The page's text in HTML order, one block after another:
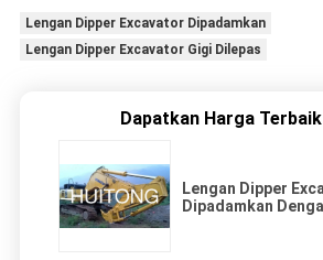
Lengan Dipper Excavator Dipadamkan
Lengan Dipper Excavator Gigi Dilepas
Dapatkan Harga
Lengan Dipper
Dipadamkan